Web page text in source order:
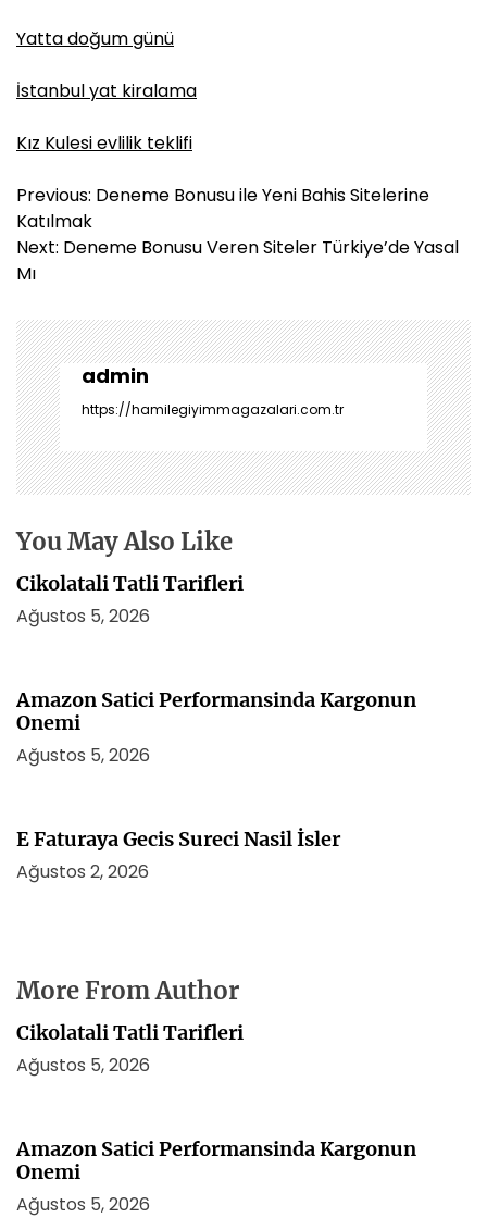
Yatta doğum günü
İstanbul yat kiralama
Kız Kulesi evlilik teklifi
Y
a
z
ı
e
z
i
n
m
e
s
Previous: Deneme Bonusu ile Yeni Bahis Sitelerine
Katılmak
Next: Deneme Bonusu Veren Siteler Türkiye’de Yasal
Mı
admin
https://hamilegiyimmagazalari.com.tr
You May Also Like
Cikolatali Tatli Tarifleri
Ağustos 5, 2026
Amazon Satici Performansinda Kargonun
Onemi
Ağustos 5, 2026
E Faturaya Gecis Sureci Nasil İsler
Ağustos 2, 2026
More From Author
Cikolatali Tatli Tarifleri
Ağustos 5, 2026
Amazon Satici Performansinda Kargonun
Onemi
Ağustos 5, 2026